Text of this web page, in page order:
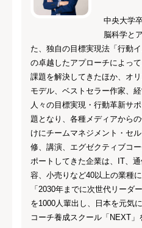
中央大学
脳科学と
た、独自の目標実現法「行動
の卓越したアプローチによっ
課題を解決してきたほか、オ
モデル、ベストセラー作家、
人々の目標実現・行動革新サ
題となり、各種メディアから
けにチームマネジメント・セ
修、講演、エグゼクティブコ
ポートしてきた企業は、IT、
容、小売りなど40以上の業種に
「2030年までに次世代リーダ
を1000人輩出し、日本を元気
コーチ養成スクール「NEXT」